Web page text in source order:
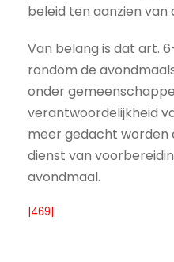
beleid ten aanzien van
Van belang is dat art.
rondom de
onder
verantwoordelijkheid
meer gedacht worden
dienst van
avondmaal.
|469|